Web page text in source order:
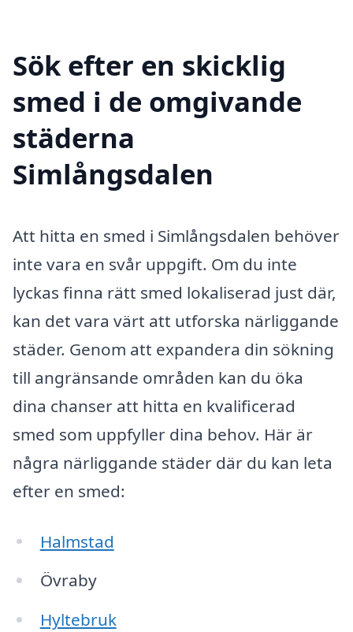
Sök efter en skicklig
smed i de omgivande
städerna
Simlångsdalen
Att hitta en smed i Simlångsdalen behöver
inte vara en svår uppgift. Om du inte
lyckas finna rätt smed lokaliserad just där,
kan det vara värt att utforska närliggande
städer. Genom att expandera din sökning
till angränsande områden kan du öka
dina chanser att hitta en kvalificerad
smed som uppfyller dina behov. Här är
några närliggande städer där du kan leta
efter en smed:
Halmstad
Övraby
Hyltebruk